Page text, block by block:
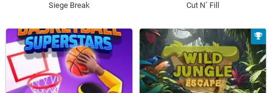
Siege Break Cut N´ Fill